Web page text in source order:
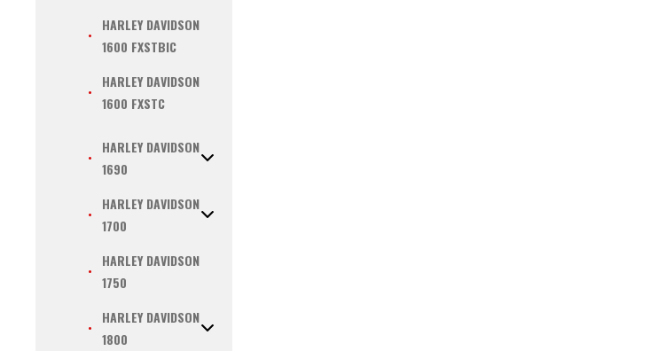
HARLEY DAVIDSON
1600 FXSTBIC
HARLEY DAVIDSON
1600 FXSTC
HARLEY DAVIDSON
1690
HARLEY DAVIDSON
1700
HARLEY DAVIDSON
1750
HARLEY DAVIDSON
1800